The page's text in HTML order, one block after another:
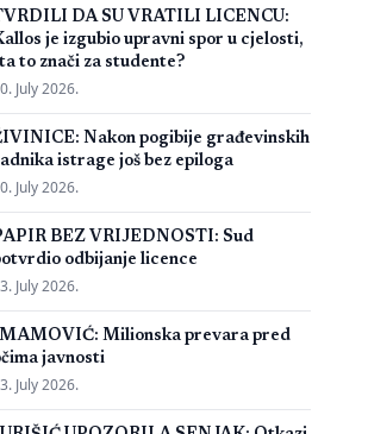
DA SU VRATILI LICENCU:
je izgubio upravni spor u cjelosti,
to znači za studente?
July 2026.
Nakon pogibije građevinskih
istrage još bez epiloga
July 2026.
BEZ VRIJEDNOSTI: Sud
odbijanje licence
July 2026.
Milionska prevara pred
javnosti
July 2026.